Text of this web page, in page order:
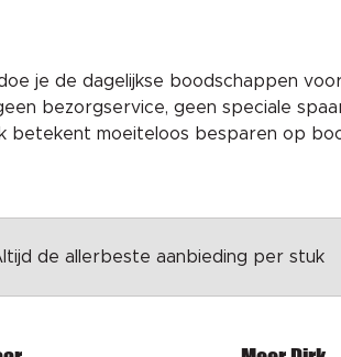
je de dagelijkse boodschappen
bezorgservice, geen speciale
moeiteloos besparen op
de allerbeste aanbieding per stuk